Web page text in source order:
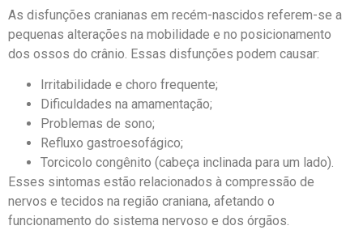
As disfunções cranianas em recém-nascidos referem-se a
pequenas alterações na mobilidade e no posicionamento
dos ossos do crânio. Essas disfunções podem causar:
Irritabilidade e choro frequente;
Dificuldades na amamentação;
Problemas de sono;
Refluxo gastroesofágico;
Torcicolo congênito (cabeça inclinada para um lado).
Esses sintomas estão relacionados à compressão de
nervos e tecidos na região craniana, afetando o
funcionamento do sistema nervoso e dos órgãos.